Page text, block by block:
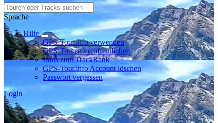
Sprache
Hilfe
GPS-Tour.info verwenden
GPS-Touren veröffentlichen
Infos zum TrackRank
GPS-Tour.info Account löschen
Passwort vergessen
Login